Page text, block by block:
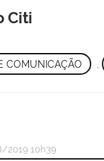
Citi
COMUNICAÇÃO
2019 10h39